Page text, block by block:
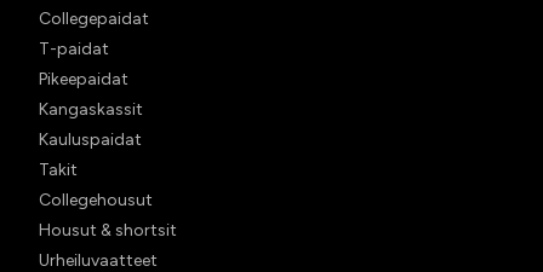
Collegepaidat
T-paidat
Pikeepaidat
Kangaskassit
Kauluspaidat
Takit
Collegehousut
Housut & shortsit
Urheiluvaatteet